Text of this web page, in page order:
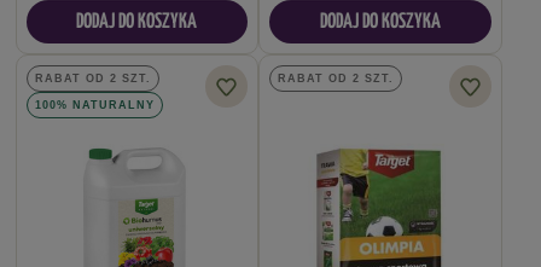
DODAJ DO KOSZYKA DODAJ DO KOSZYKA
RABAT OD 2 SZT.
100% NATURALNY
RABAT OD 2 SZT.